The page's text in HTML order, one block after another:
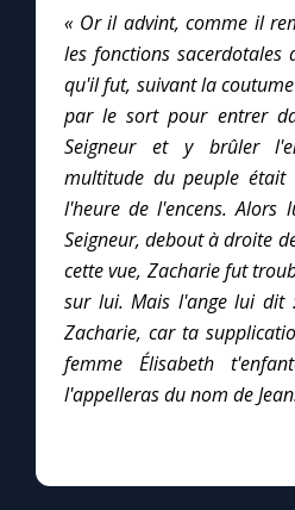
Marie qui défait les nœuds
Me consacrer à Jésus par
Mes intentions de prière
Une Minute avec Marie
Une neuvaine
À la une
« Or il advint, comme il
les fonctions sacerdotales
qu'il fut, suivant la
par le sort pour entrer
Seigneur et y brûler
multitude du peuple était
l'heure de l'encens. Alors
Seigneur, debout à droite
cette vue, Zacharie fut
sur lui. Mais l'ange lui dit
Zacharie, car ta
femme Élisabeth
l'appelleras du nom de